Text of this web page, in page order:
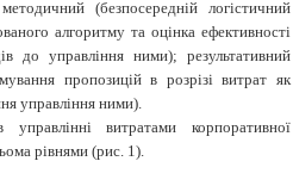
(безпосередній логістичний
алгоритму та оцінка ефективності
до управління ними); результативний
пропозицій в розрізі витрат як
управління ними).
витратами корпоративної
рівнями (рис. 1).